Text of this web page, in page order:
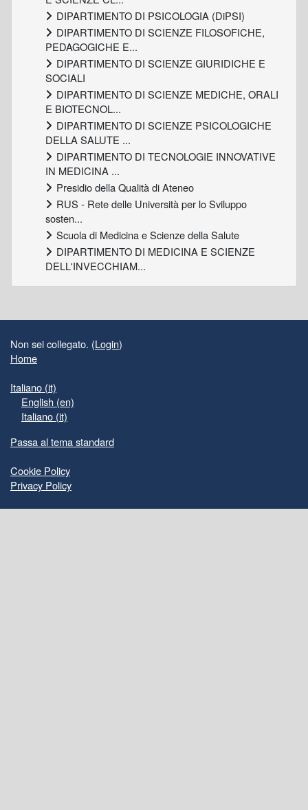
DIPARTIMENTO DI PSICOLOGIA (DiPSI)
DIPARTIMENTO DI SCIENZE FILOSOFICHE,
PEDAGOGICHE E...
DIPARTIMENTO DI SCIENZE GIURIDICHE E
SOCIALI
DIPARTIMENTO DI SCIENZE MEDICHE, ORALI
E BIOTECNOL...
DIPARTIMENTO DI SCIENZE PSICOLOGICHE
DELLA SALUTE ...
DIPARTIMENTO DI TECNOLOGIE INNOVATIVE
IN MEDICINA ...
Presidio della Qualità di Ateneo
RUS - Rete delle Università per lo Sviluppo
sosten...
Scuola di Medicina e Scienze della Salute
DIPARTIMENTO DI MEDICINA E SCIENZE
DELL'INVECCHIAM...
Blocchi supplementari
Non sei collegato. (Login)
Home
Italiano ‎(it)‎
English ‎(en)‎
Italiano ‎(it)‎
Passa al tema standard
Cookie Policy
Privacy Policy